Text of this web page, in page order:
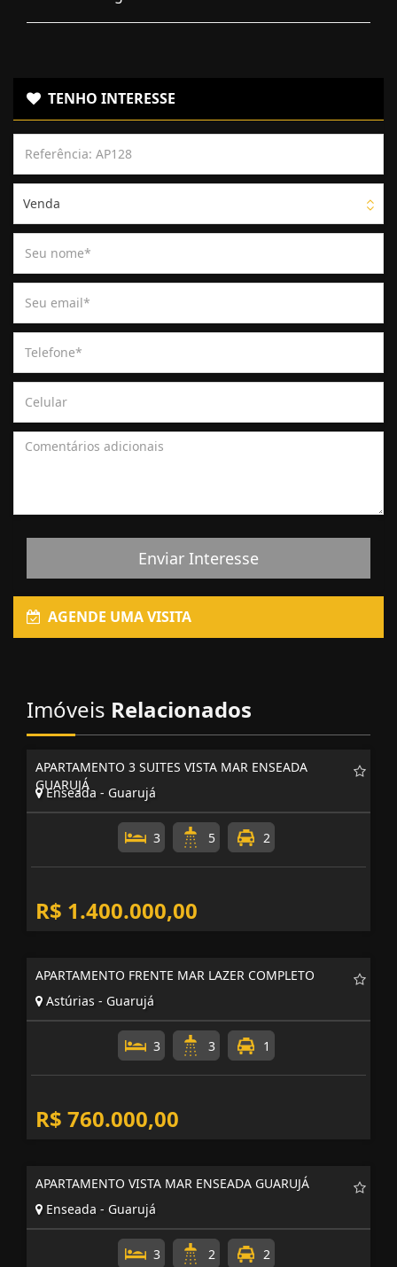
TENHO INTERESSE
Venda
Enviar Interesse
AGENDE UMA VISITA
Imóveis Relacionados
APARTAMENTO 3 SUITES VISTA MAR ENSEADA
GUARUJÁ
Enseada - Guarujá
3 5 2
R$ 1.400.000,00
APARTAMENTO FRENTE MAR LAZER COMPLETO
Astúrias - Guarujá
3 3 1
R$ 760.000,00
APARTAMENTO VISTA MAR ENSEADA GUARUJÁ
Enseada - Guarujá
3 2 2